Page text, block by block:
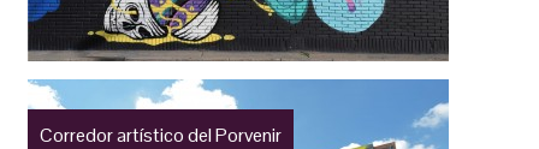
Corredor artístico del Porvenir